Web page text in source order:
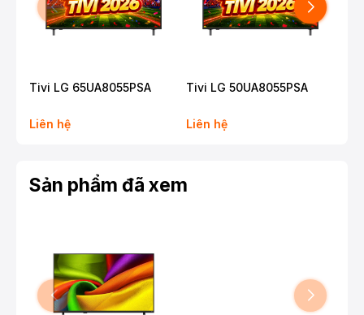
Tivi LG 65UA8055PSA
Liên hệ
Tivi LG 50UA8055PSA
Liên hệ
Sản phẩm đã xem